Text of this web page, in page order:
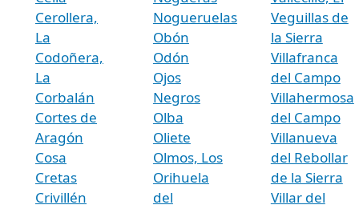
Cerollera,
La
Codoñera,
La
Corbalán
Cortes de
Aragón
Cosa
Cretas
Crivillén
Nogueruelas
Obón
Odón
Ojos
Negros
Olba
Oliete
Olmos, Los
Orihuela
del
Veguillas de
la Sierra
Villafranca
del Campo
Villahermosa
del Campo
Villanueva
del Rebollar
de la Sierra
Villar del